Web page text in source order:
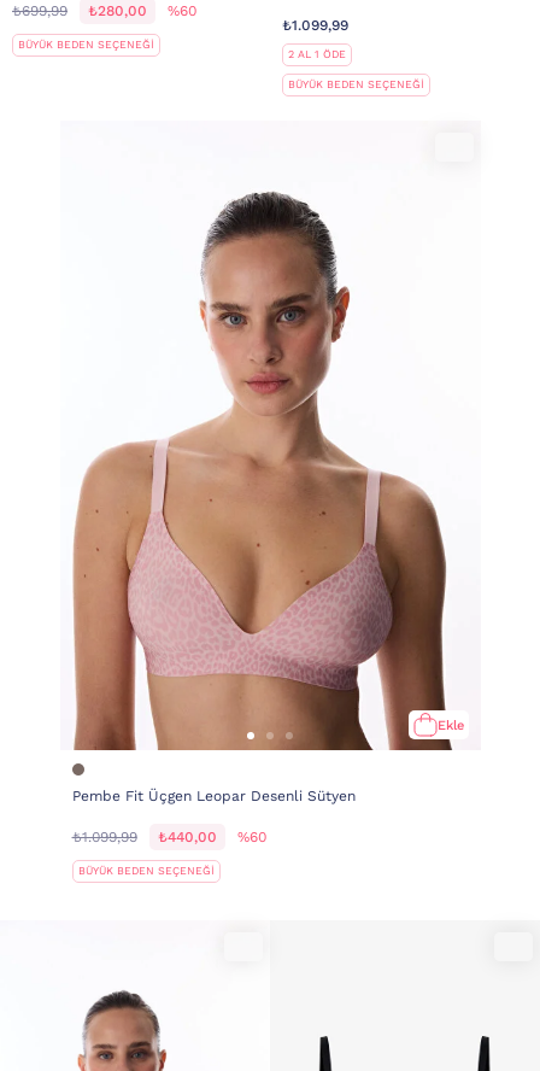
₺699,99 ₺280,00 %60
BÜYÜK BEDEN SEÇENEĞİ
₺1.099,99
2 AL 1 ÖDE
BÜYÜK BEDEN SEÇENEĞİ
Ekle
Pembe Fit Üçgen Leopar Desenli Sütyen
₺1.099,99 ₺440,00 %60
BÜYÜK BEDEN SEÇENEĞİ